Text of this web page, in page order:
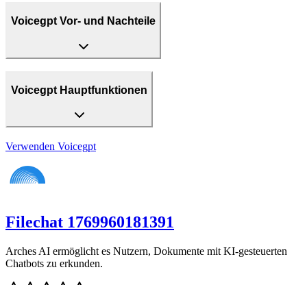
Voicegpt Vor- und Nachteile
Voicegpt Hauptfunktionen
Verwenden Voicegpt
Filechat 1769960181391
Arches AI ermöglicht es Nutzern, Dokumente mit KI-gesteuerten
Chatbots zu erkunden.